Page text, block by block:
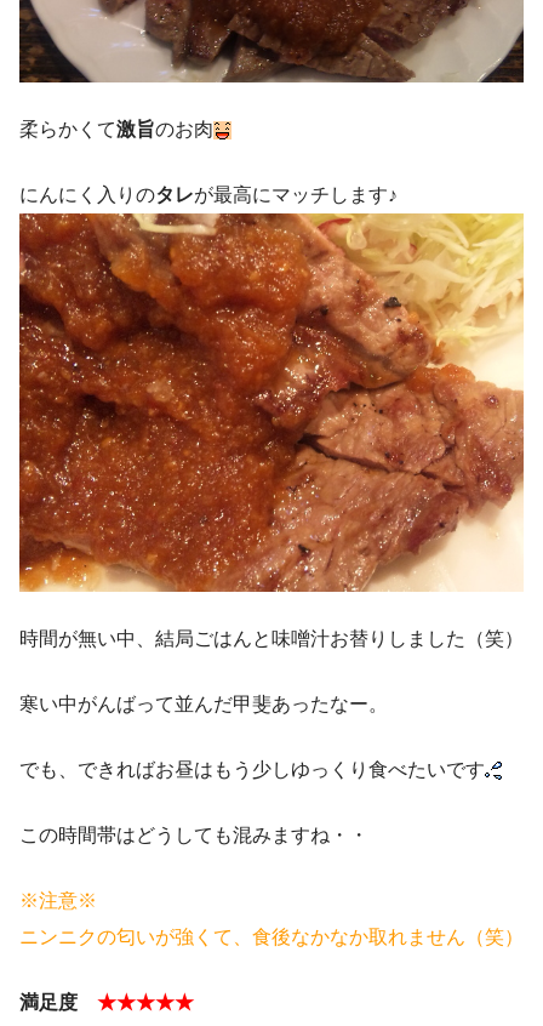
柔らかくて激旨のお肉
にんにく入りのタレが最高にマッチします♪
時間が無い中、結局ごはんと味噌汁お替りしました（笑）
寒い中がんばって並んだ甲斐あったなー。
でも、できればお昼はもう少しゆっくり食べたいです
この時間帯はどうしても混みますね・・
※注意※
ニンニクの匂いが強くて、食後なかなか取れません（笑）
満足度 ★★★★★